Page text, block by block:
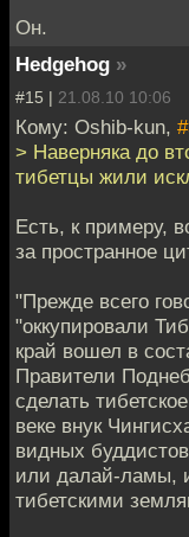
Он.
Hedgehog »
#15 | 21.08.10 10:06
Кому: Oshib-kun,
> Наверняка до
тибетцы жили
Есть, к примеру,
за пространное
"Прежде всего
"оккупировали
край вошел в
Правители
сделать
веке внук
видных
или далай-ламы,
тибетскими